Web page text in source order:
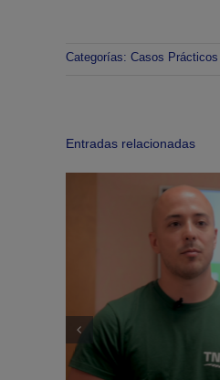
Categorías: Casos Prácticos
Entradas relacionadas